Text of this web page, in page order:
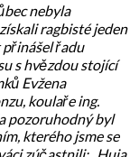
nebyla
ragbisté jeden
řadu
s hvězdou stojící
Evžena
koulaře ing.
pozoruhodný byl
kterého jsme se
zúčastnili: „Huja,